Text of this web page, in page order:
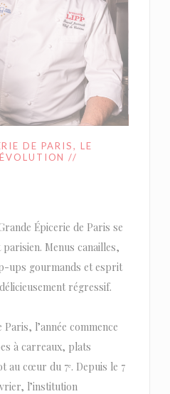
DE PARIS, LE
//
Épicerie de Paris se
Menus canailles,
ups gourmands et esprit
régressif.
l’année commence
à carreaux, plats
au cœur du 7ᵉ. Depuis le 7
l’institution